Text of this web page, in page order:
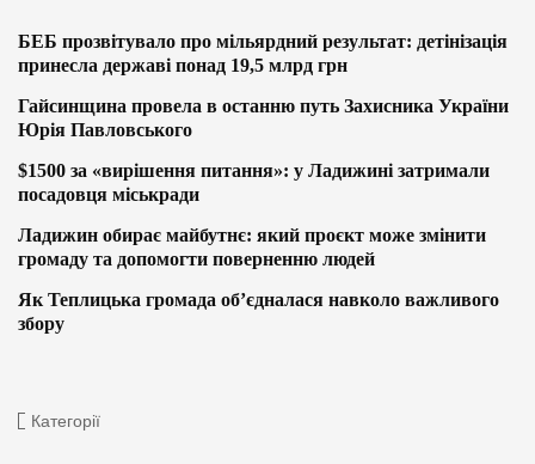
БЕБ прозвітувало про мільярдний результат: детінізація
принесла державі понад 19,5 млрд грн
Гайсинщина провела в останню путь Захисника України
Юрія Павловського
$1500 за «вирішення питання»: у Ладижині затримали
посадовця міськради
Ладижин обирає майбутнє: який проєкт може змінити
громаду та допомогти поверненню людей
Як Теплицька громада об’єдналася навколо важливого
збору
Категорії